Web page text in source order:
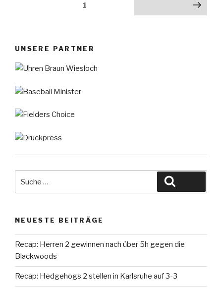
Seitennummerierung
1 Nächste Seite
UNSERE PARTNER
NEUESTE BEITRÄGE
Recap: Herren 2 gewinnen nach über 5h gegen die
Blackwoods
Recap: Hedgehogs 2 stellen in Karlsruhe auf 3-3